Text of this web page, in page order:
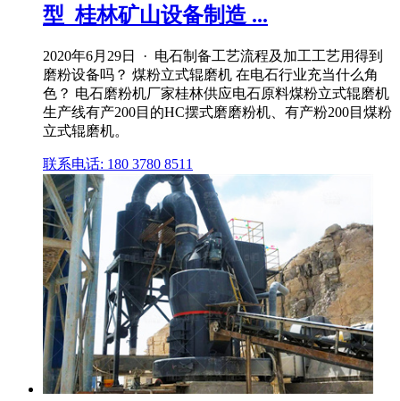
型_桂林矿山设备制造 ...
2020年6月29日 · 电石制备工艺流程及加工工艺用得到
磨粉设备吗？ 煤粉立式辊磨机 在电石行业充当什么角
色？ 电石磨粉机厂家桂林供应电石原料煤粉立式辊磨机
生产线有产200目的HC摆式磨磨粉机、有产粉200目煤粉
立式辊磨机。
联系电话: 180 3780 8511